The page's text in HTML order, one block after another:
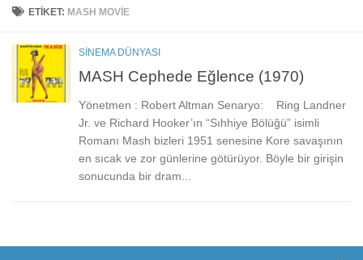
ETIKET: MASH MOVIE
SINEMA DÜNYASI
MASH Cephede Eğlence (1970)
Yönetmen : Robert Altman Senaryo: Ring Landner
Jr. ve Richard Hooker’ın “Sıhhiye Bölüğü” isimli
Romanı Mash bizleri 1951 senesine Kore savaşının
en sıcak ve zor günlerine götürüyor. Böyle bir girişin
sonucunda bir dram...